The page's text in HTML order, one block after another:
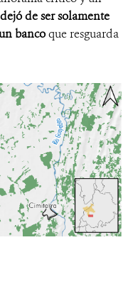
de ser solamente
bancoque resguarda